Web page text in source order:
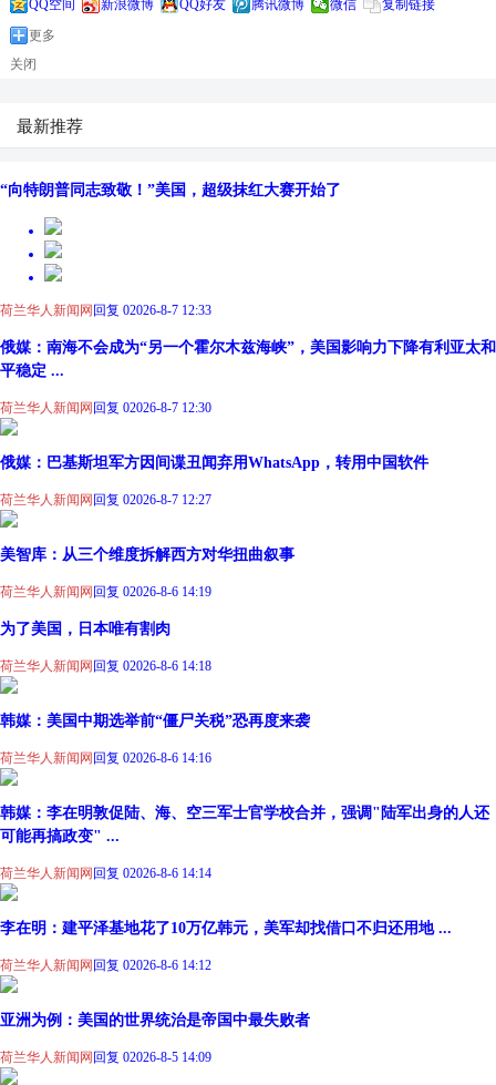
QQ空间 新浪微博 QQ好友 腾讯微博 微信
复制链接
更多
关闭
最新推荐
“向特朗普同志致敬！”美国，超级抹红大赛开始了
荷兰华人新闻网回复 02026-8-7 12:33
俄媒：南海不会成为“另一个霍尔木兹海峡”，美国影响力下降有利亚太和
平稳定 ...
荷兰华人新闻网回复 02026-8-7 12:30
俄媒：巴基斯坦军方因间谍丑闻弃用WhatsApp，转用中国软件
荷兰华人新闻网 回复 02026-8-7 12:27
美智库：从三个维度拆解西方对华扭曲叙事
荷兰华人新闻网 回复 02026-8-6 14:19
为了美国，日本唯有割肉
荷兰华人新闻网 回复 02026-8-6 14:18
韩媒：美国中期选举前“僵尸关税”恐再度来袭
荷兰华人新闻网 回复 02026-8-6 14:16
韩媒：李在明敦促陆、海、空三军士官学校合并，强调"陆军出身的人还
可能再搞政变" ...
荷兰华人新闻网 回复 02026-8-6 14:14
李在明：建平泽基地花了10万亿韩元，美军却找借口不归还用地 ...
荷兰华人新闻网 回复 02026-8-6 14:12
亚洲为例：美国的世界统治是帝国中最失败者
荷兰华人新闻网 回复 02026-8-5 14:09